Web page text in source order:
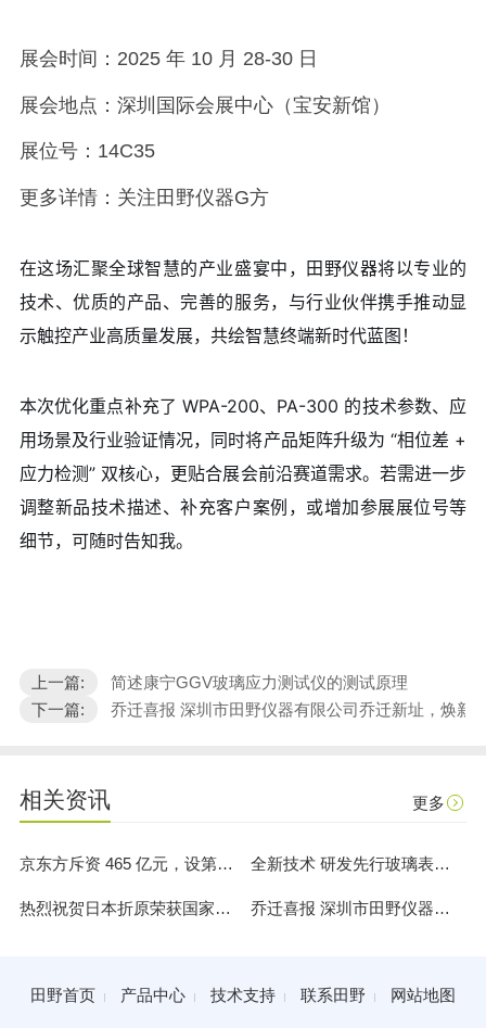
展会时间：2025 年 10 月 28-30 日
展会地点：深圳国际会展中心（宝安新馆）
展位号：14C35
更多详情：关注田野仪器G方
在这场汇聚全球智慧的产业盛宴中，田野仪器将以专业的
技术、优质的产品、完善的服务，与行业伙伴携手推动显
示触控产业高质量发展，共绘智慧终端新时代蓝图！
本次优化重点补充了 WPA-200、PA-300 的技术参数、应
用场景及行业验证情况，同时将产品矩阵升级为 “相位差 +
应力检测” 双核心，更贴合展会前沿赛道需求。若需进一步
调整新品技术描述、补充客户案例，或增加参展展位号等
细节，可随时告知我。
上一篇:
简述康宁GGV玻璃应力测试仪的测试原理
下一篇:
乔迁喜报 深圳市田野仪器有限公司乔迁新址，焕新
相关资讯 更多
京东方斥资 465 亿元，设第四条6代柔性OLED生产线 全新技术 研发先行玻璃表面应力计 FSM-6000X（365nm+595nm）双波段应力仪
热烈祝贺日本折原荣获国家玻璃应力软件著作权证书 乔迁喜报 深圳市田野仪器有限公司乔迁新址，焕新启航
田野首页 产品中心 技术支持 联系田野 网站地图